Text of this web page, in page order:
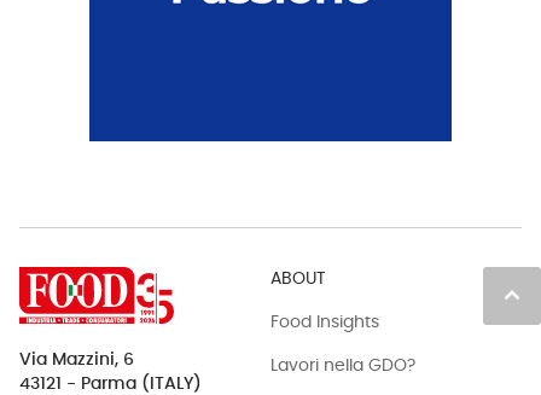
keyboard_arrow_up
Via Mazzini, 6
43121 - Parma (ITALY)
ABOUT
Food Insights
Lavori nella GDO?